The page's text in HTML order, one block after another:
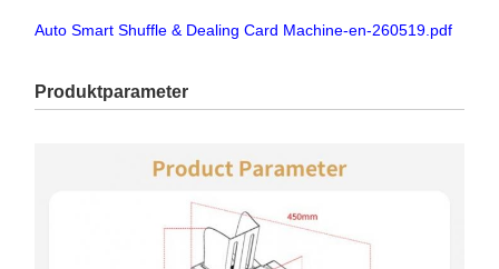
Auto Smart Shuffle & Dealing Card Machine-en-260519.pdf
Produktparameter